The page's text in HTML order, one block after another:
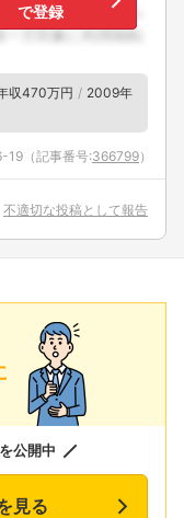
で登録
収470万円
2009年
19 （記事番号:366799）
不適切な投稿として報告
公開中
見る